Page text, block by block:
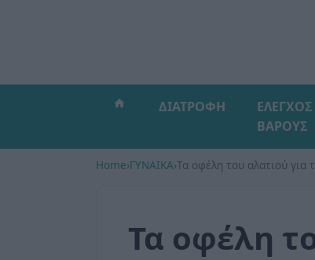
ΔΙΑΤΡΟΦΗ
ΕΛΕΓΧΟΣ
ΒΑΡΟΥΣ
Home›ΓΥΝΑΙΚΑ›Τα οφέλη του αλατιού για
Τα οφέλη